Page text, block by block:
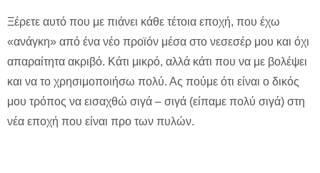
Ξέρετε αυτό που με πιάνει κάθε τέτοια εποχή, που έχω
«ανάγκη» από ένα νέο προϊόν μέσα στο νεσεσέρ μου και όχι
απαραίτητα ακριβό. Κάτι μικρό, αλλά κάτι που να με βολέψει
και να το χρησιμοποιήσω πολύ. Ας πούμε ότι είναι ο δικός
μου τρόπος να εισαχθώ σιγά – σιγά (είπαμε πολύ σιγά) στη
νέα εποχή που είναι προ των πυλών.